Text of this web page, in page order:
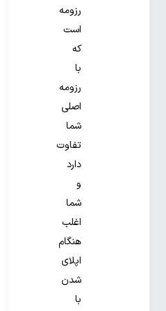
رزومه
است
که
با
رزومه
اصلی
شما
تفاوت
دارد
و
شما
اغلب
هنگام
اپلای
شدن
با